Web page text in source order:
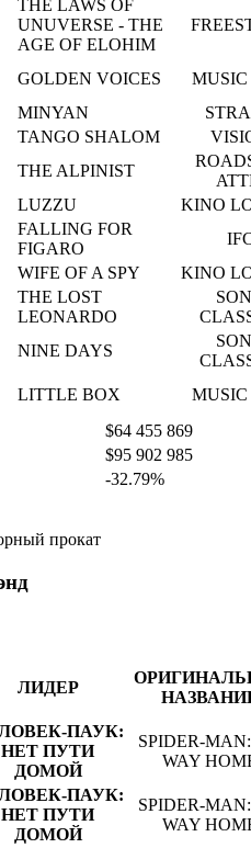
THE LAWS OF
UNUVERSE - THE
AGE OF ELOHIM
GOLDEN VOICES
MINYAN
TANGO SHALOM
THE ALPINIST
LUZZU
KINO
FALLING FOR
FIGARO
WIFE OF A SPY
KINO
THE LOST
LEONARDO
NINE DAYS
LITTLE BOX
$64 455 869
$95 902 985
-32.79%
прокат
ЛИДЕР
ПАУК:
НЕТ ПУТИ
ДОМОЙ
SPIDER-
WAY
ПАУК:
НЕТ ПУТИ
ДОМОЙ
SPIDER-
WAY